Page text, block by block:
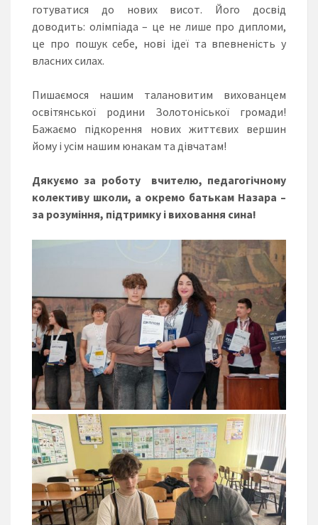
готуватися до нових висот. Його досвід
доводить: олімпіада – це не лише про дипломи,
це про пошук себе, нові ідеї та впевненість у
власних силах.
Пишаємося нашим талановитим вихованцем
освітянської родини Золотоніської громади!
Бажаємо підкорення нових життєвих вершин
йому і усім нашим юнакам та дівчатам!
Дякуємо за роботу вчителю, педагогічному
колективу школи, а окремо батькам Назара –
за розуміння, підтримку і виховання сина!